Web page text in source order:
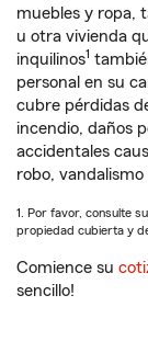
muebles y ropa,
u otra vivienda
inquilinos1
personal en su
cubre pérdidas
incendio, daños
accidentales
robo, vandalismo
1. Por favor, consulte
propiedad cubierta y
Comience su
sencillo!